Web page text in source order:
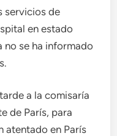
servicios de
en estado
no se ha informado
a la comisaría
de París, para
atentado en París